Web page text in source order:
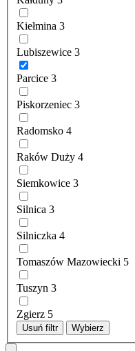
Kiełmina 3
Lubiszewice 3
Parcice 3
Piskorzeniec 3
Radomsko 4
Raków Duży 4
Siemkowice 3
Silnica 3
Silniczka 4
Tomaszów Mazowiecki 5
Tuszyn 3
Zgierz 5
Usuń filtr Wybierz